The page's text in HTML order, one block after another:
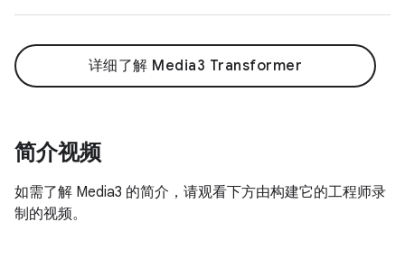
详细了解 Media3 Transformer
简介视频
如需了解 Media3 的简介，请观看下方由构建它的工程师录
制的视频。